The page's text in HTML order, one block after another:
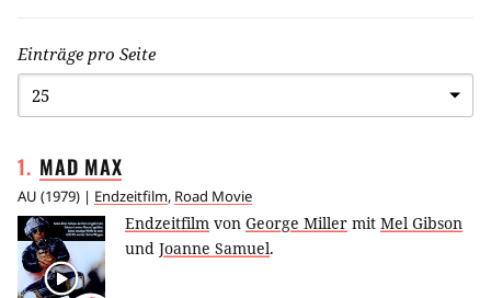
Einträge pro Seite
1. MAD MAX
AU (1979) | Endzeitfilm, Road Movie
Endzeitfilm von George Miller mit Mel Gibson
und Joanne Samuel.